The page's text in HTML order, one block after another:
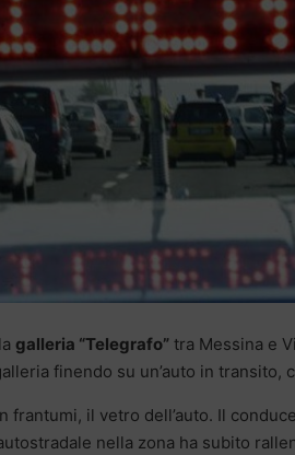
galleria “Telegrafo” tra Messina e
finendo su un’auto in transito,
frantumi, il vetro dell’auto. Il
nella zona ha subito